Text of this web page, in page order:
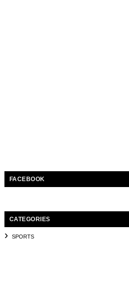
FACEBOOK
CATEGORIES
SPORTS